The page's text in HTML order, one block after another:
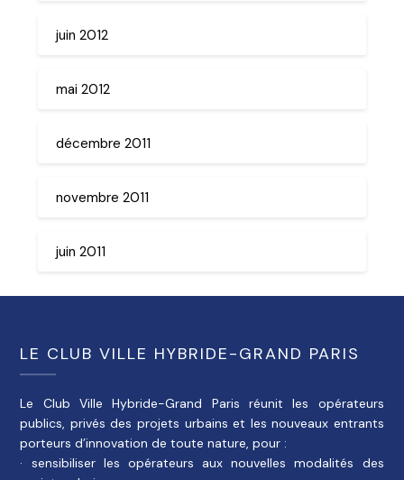
juin 2012
mai 2012
décembre 2011
novembre 2011
juin 2011
LE CLUB VILLE HYBRIDE-GRAND PARIS
Le Club Ville Hybride-Grand Paris réunit les opérateurs
publics, privés des projets urbains et les nouveaux entrants
porteurs d’innovation de toute nature, pour :
· sensibiliser les opérateurs aux nouvelles modalités des